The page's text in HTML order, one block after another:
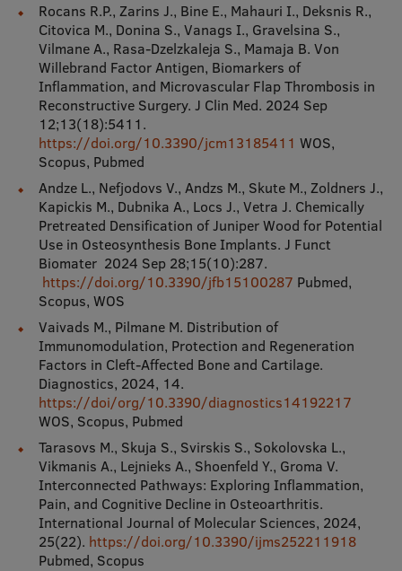
Rocans R.P., Zarins J., Bine E., Mahauri I., Deksnis R.,
Citovica M., Donina S., Vanags I., Gravelsina S.,
Vilmane A., Rasa-Dzelzkaleja S., Mamaja B. Von
Willebrand Factor Antigen, Biomarkers of
Inflammation, and Microvascular Flap Thrombosis in
Reconstructive Surgery. J Clin Med. 2024 Sep
12;13(18):5411.
https://doi.org/10.3390/jcm13185411 WOS,
Scopus, Pubmed
Andze L., Nefjodovs V., Andzs M., Skute M., Zoldners J.,
Kapickis M., Dubnika A., Locs J., Vetra J. Chemically
Pretreated Densification of Juniper Wood for Potential
Use in Osteosynthesis Bone Implants. J Funct
Biomater 2024 Sep 28;15(10):287.
https://doi.org/10.3390/jfb15100287 Pubmed,
Scopus, WOS
Vaivads M., Pilmane M. Distribution of
Immunomodulation, Protection and Regeneration
Factors in Cleft-Affected Bone and Cartilage.
Diagnostics, 2024, 14.
https://doi/org/10.3390/diagnostics14192217
WOS, Scopus, Pubmed
Tarasovs M., Skuja S., Svirskis S., Sokolovska L.,
Vikmanis A., Lejnieks A., Shoenfeld Y., Groma V.
Interconnected Pathways: Exploring Inflammation,
Pain, and Cognitive Decline in Osteoarthritis.
International Journal of Molecular Sciences, 2024,
25(22). https://doi.org/10.3390/ijms252211918
Pubmed, Scopus